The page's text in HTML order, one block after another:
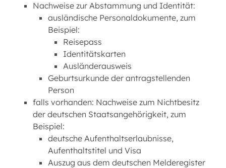
Nachweise zur Abstammung und Identität:
ausländische Personaldokumente, zum
Beispiel:
Reisepass
Identitätskarten
Ausländerausweis
Geburtsurkunde der antragstellenden
Person
falls vorhanden: Nachweise zum Nichtbesitz
der deutschen Staatsangehörigkeit, zum
Beispiel:
deutsche Aufenthaltserlaubnisse,
Aufenthaltstitel und Visa
Auszug aus dem deutschen Melderegister